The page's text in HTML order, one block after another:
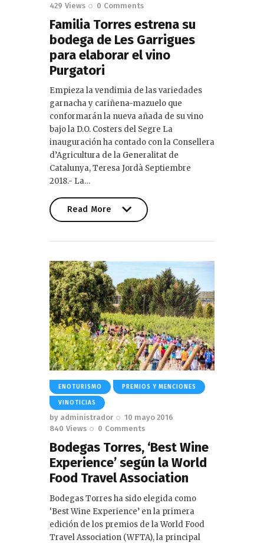
429 Views 0 Comments
Familia Torres estrena su
bodega de Les Garrigues
para elaborar el vino
Purgatori
Empieza la vendimia de las variedades
garnacha y cariñena-mazuelo que
conformarán la nueva añada de su vino
bajo la D.O. Costers del Segre La
inauguración ha contado con la Consellera
d’Agricultura de la Generalitat de
Catalunya, Teresa Jordà Septiembre
2018.- La…
Read More
ENOTURISMO PREMIOS Y MENCIONES
VINOTICIAS
by administrador
10 mayo 2016
840 Views 0 Comments
Bodegas Torres, ‘Best Wine
Experience’ según la World
Food Travel Association
Bodegas Torres ha sido elegida como
‘Best Wine Experience’ en la primera
edición de los premios de la World Food
Travel Association (WFTA), la principal